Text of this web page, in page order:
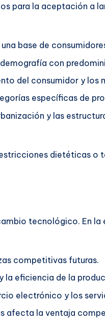
para la aceptación a
base de
con
del consumidor y los
específicas de
y las
dietéticas o
tecnológico. En la
competitivas futuras.
la eficiencia de la
electrónico y los
afecta la ventaja